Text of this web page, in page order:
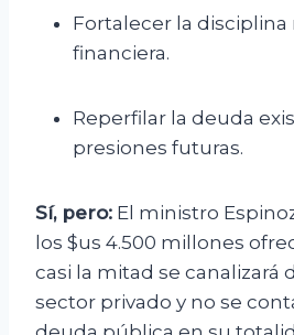
Fortalecer la
financiera.
Reperfilar la deuda
presiones futuras.
Sí, pero: El ministro
los $us 4.500 millones
casi la mitad se canalizará
sector privado y no se